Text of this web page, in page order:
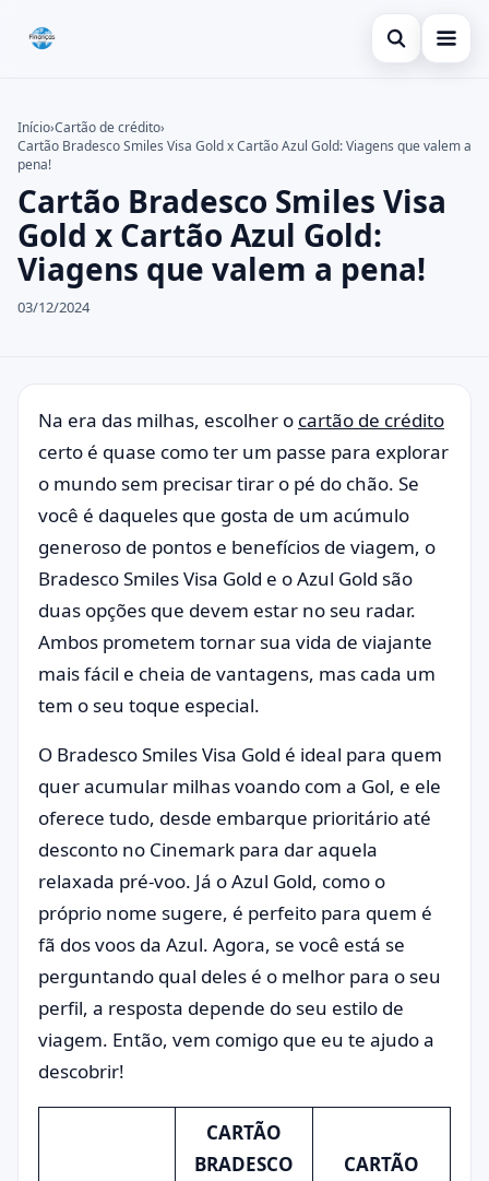
Abrir busca
Cartão de crédito
Dicas
Economia
Buscar no site
Buscar por:
Pressione Enter para buscar ou ESC para fechar.
Início›Cartão de crédito›
Cartão Bradesco Smiles Visa Gold x Cartão Azul Gold: Viagens que valem a
pena!
Cartão Bradesco Smiles Visa
Gold x Cartão Azul Gold:
Viagens que valem a pena!
03/12/2024
Na era das milhas, escolher o cartão de crédito
certo é quase como ter um passe para explorar
o mundo sem precisar tirar o pé do chão. Se
você é daqueles que gosta de um acúmulo
generoso de pontos e benefícios de viagem, o
Bradesco Smiles Visa Gold e o Azul Gold são
duas opções que devem estar no seu radar.
Ambos prometem tornar sua vida de viajante
mais fácil e cheia de vantagens, mas cada um
tem o seu toque especial.
O Bradesco Smiles Visa Gold é ideal para quem
quer acumular milhas voando com a Gol, e ele
oferece tudo, desde embarque prioritário até
desconto no Cinemark para dar aquela
relaxada pré-voo. Já o Azul Gold, como o
próprio nome sugere, é perfeito para quem é
fã dos voos da Azul. Agora, se você está se
perguntando qual deles é o melhor para o seu
perfil, a resposta depende do seu estilo de
viagem. Então, vem comigo que eu te ajudo a
descobrir!
CARTÃO
BRADESCO
CARTÃO